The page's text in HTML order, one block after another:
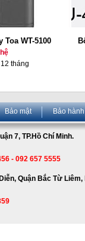
Toa WT-5100
tháng
Bảo mật Bảo hành
7, TP.Hồ Chí Minh.
- 092 657 5555
Quận Bắc Từ Liêm,